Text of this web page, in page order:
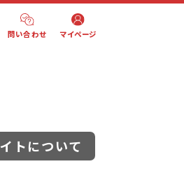
問い合わせ マイページ
トについて